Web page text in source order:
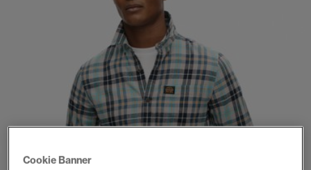
Cookie Banner